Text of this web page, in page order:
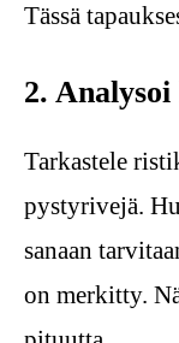
Tässä
2.
Tarkastele
pystyrivejä.
sanaan
on merkitty.